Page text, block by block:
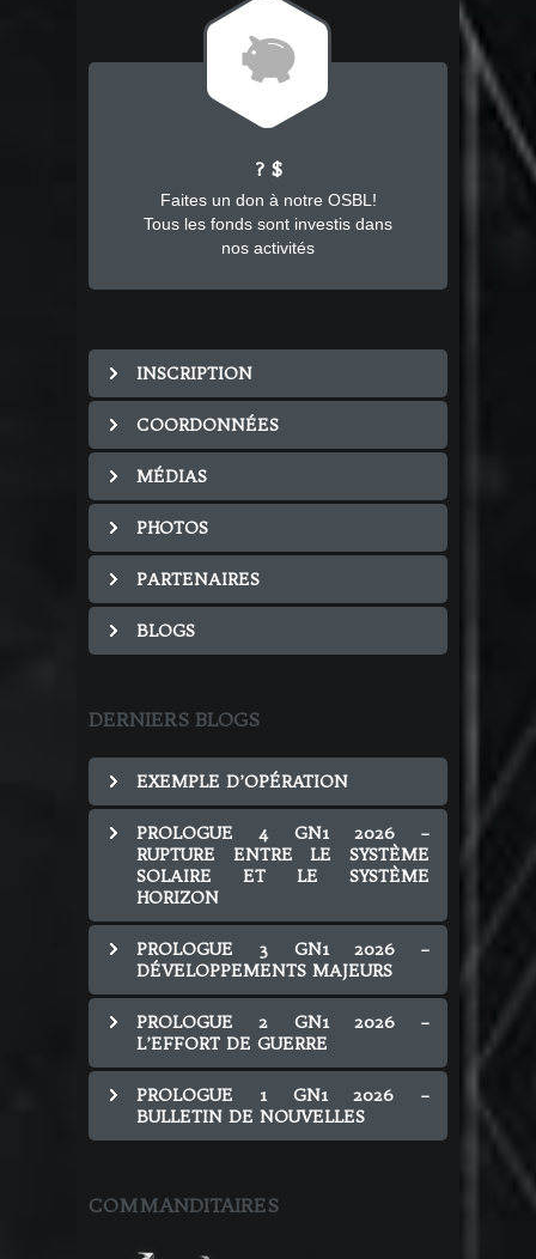
J
? $
Faites un don à notre OSBL!
Tous les fonds sont investis dans
nos activités
INSCRIPTION
COORDONNÉES
MÉDIAS
PHOTOS
PARTENAIRES
BLOGS
DERNIERS BLOGS
EXEMPLE D’OPÉRATION
PROLOGUE 4 GN1 2026 –
RUPTURE ENTRE LE SYSTÈME
SOLAIRE ET LE SYSTÈME
HORIZON
PROLOGUE 3 GN1 2026 –
DÉVELOPPEMENTS MAJEURS
PROLOGUE 2 GN1 2026 –
L’EFFORT DE GUERRE
PROLOGUE 1 GN1 2026 –
BULLETIN DE NOUVELLES
COMMANDITAIRES